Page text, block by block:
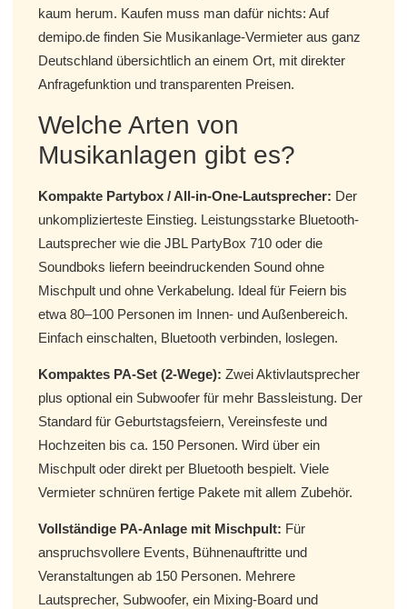
kaum herum. Kaufen muss man dafür nichts: Auf
demipo.de finden Sie Musikanlage-Vermieter aus ganz
Deutschland übersichtlich an einem Ort, mit direkter
Anfragefunktion und transparenten Preisen.
Welche Arten von
Musikanlagen gibt es?
Kompakte Partybox / All-in-One-Lautsprecher: Der
unkomplizierteste Einstieg. Leistungsstarke Bluetooth-
Lautsprecher wie die JBL PartyBox 710 oder die
Soundboks liefern beeindruckenden Sound ohne
Mischpult und ohne Verkabelung. Ideal für Feiern bis
etwa 80–100 Personen im Innen- und Außenbereich.
Einfach einschalten, Bluetooth verbinden, loslegen.
Kompaktes PA-Set (2-Wege): Zwei Aktivlautsprecher
plus optional ein Subwoofer für mehr Bassleistung. Der
Standard für Geburtstagsfeiern, Vereinsfeste und
Hochzeiten bis ca. 150 Personen. Wird über ein
Mischpult oder direkt per Bluetooth bespielt. Viele
Vermieter schnüren fertige Pakete mit allem Zubehör.
Vollständige PA-Anlage mit Mischpult: Für
anspruchsvollere Events, Bühnenauftritte und
Veranstaltungen ab 150 Personen. Mehrere
Lautsprecher, Subwoofer, ein Mixing-Board und